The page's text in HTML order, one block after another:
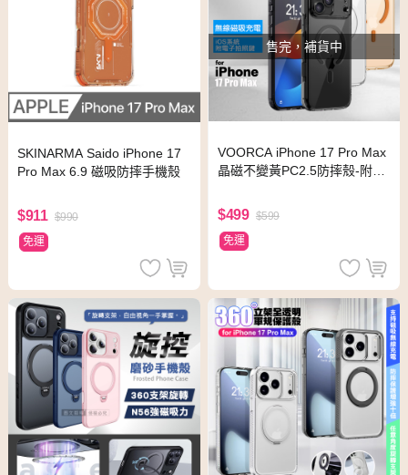
SKINARMA Saido iPhone 17
Pro Max 6.9 磁吸防摔手機殼
$911 $990
免運
售完，補貨中
VOORCA iPhone 17 Pro Max
晶磁不變黃PC2.5防摔殼-附相
$499 $599
免運